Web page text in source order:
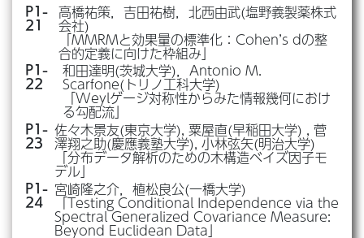
P1-
21
高橋祐策，吉田祐樹，北西由武(塩野義製薬株式
会社)
「MMRMと効果量の標準化：Cohen’s dの整
合的定義に向けた枠組み」
P1-
22
和田達明(茨城大学)，Antonio M.
Scarfone(トリノ工科大学)
「Weylゲージ対称性からみた情報幾何におけ
る勾配流」
P1-
23
佐々木景友(東京大学), 粟屋直(早稲田大学) , 菅
澤翔之助(慶應義塾大学), 小林弦矢(明治大学)
「分布データ解析のための木構造ベイズ因子モ
デル」
P1-
24
宮崎隆之介，植松良公(一橋大学)
「Testing Conditional Independence via the
Spectral Generalized Covariance Measure:
Beyond Euclidean Data」